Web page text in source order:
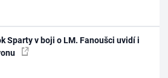
Sparty v boji o LM. Fanoušci uvidí i